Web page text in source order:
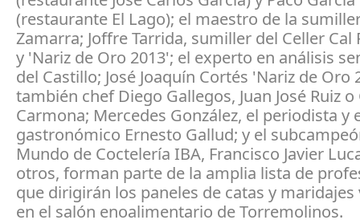
(restaurante El Lago); el maestro de la
Zamarra; Joffre Tarrida, sumiller del Celler Cal
y 'Nariz de Oro 2013'; el experto en análisis
del Castillo; José Joaquín Cortés 'Nariz de Oro
también chef Diego Gallegos, Juan José Ruiz o
Carmona; Mercedes González, el periodista y
gastronómico Ernesto Gallud; y el
Mundo de Coctelería IBA, Francisco Javier
otros, forman parte de la amplia lista de
que dirigirán los paneles de catas y
en el salón enoalimentario de Torremolinos.